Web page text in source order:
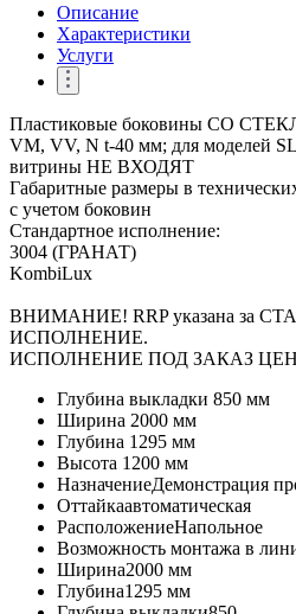
Описание
Характеристики
Услуги
Пластиковые боковины СО
VM, VV, N t-40 мм; для моделей
витрины НЕ ВХОДЯТ
Габаритные размеры в
с учетом боковин
Стандартное исполнение:
3004 (ГРАНАТ)
KombiLux
ВНИМАНИЕ! RRP указана за
ИСПОЛНЕНИЕ.
ИСПОЛНЕНИЕ ПОД ЗАКАЗ
Глубина выкладки 850 мм
Ширина 2000 мм
Глубина 1295 мм
Высота 1200 мм
НазначениеДемонстрация
Оттайкаавтоматическая
РасположениеНапольное
Возможность монтажа в
Ширина2000 мм
Глубина1295 мм